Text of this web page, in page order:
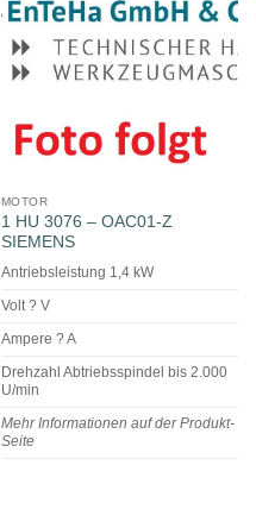
MOTOR
1 HU 3076 – OAC01-Z
SIEMENS
Antriebsleistung 1,4 kW
Volt ? V
Ampere ? A
Drehzahl Abtriebsspindel bis 2.000
U/min
Mehr Informationen auf der Produkt-
Seite